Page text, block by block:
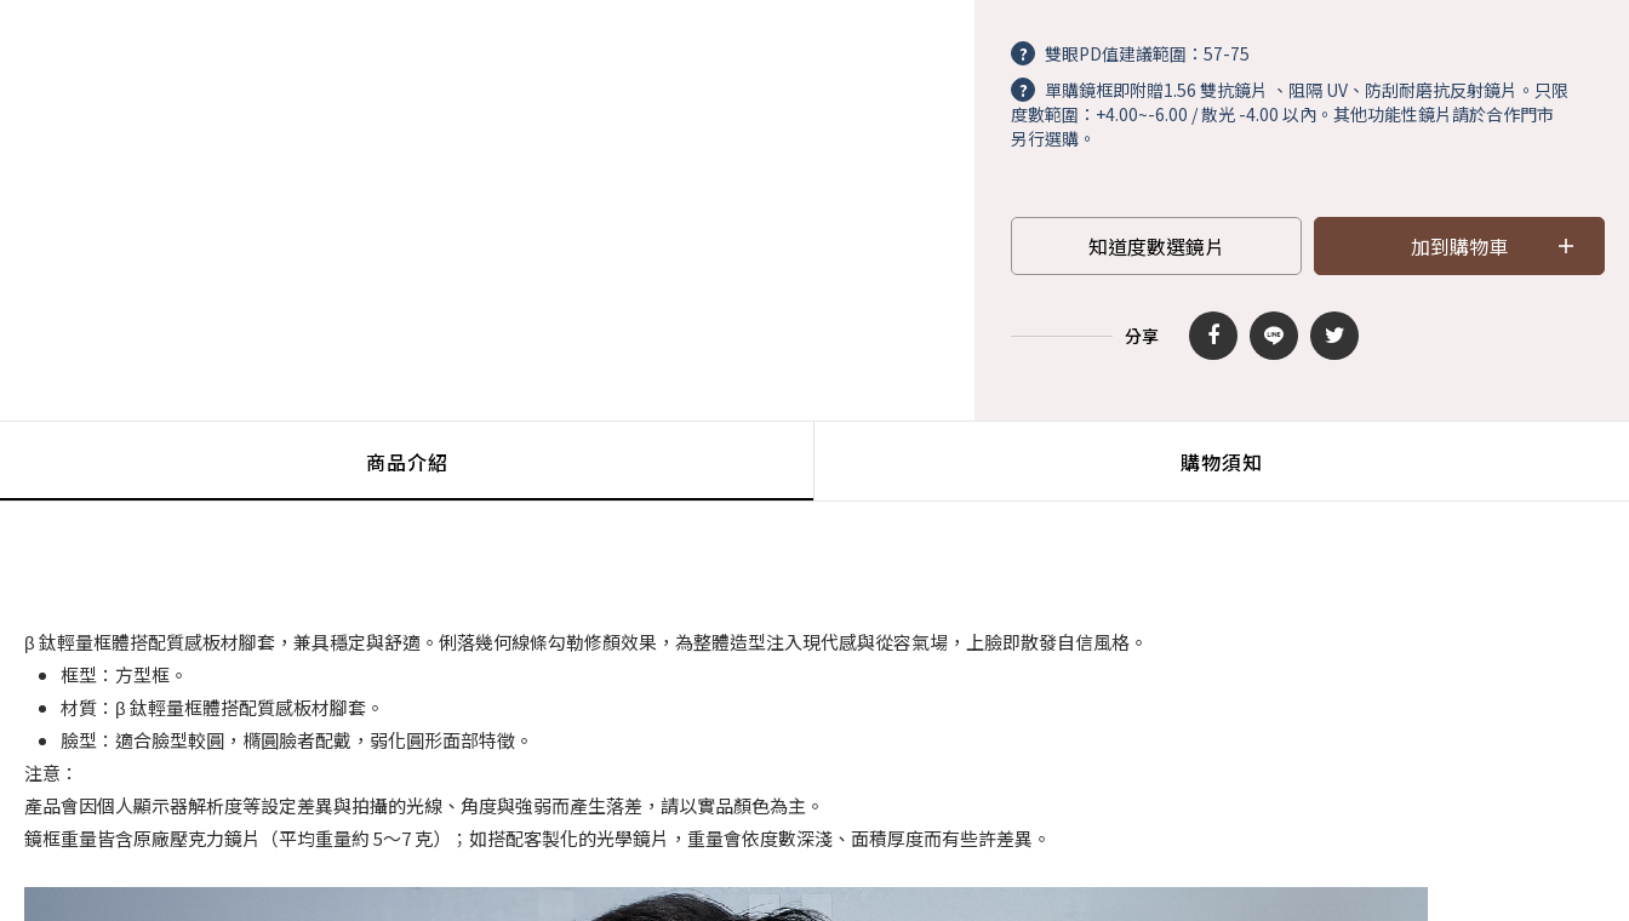
?
雙眼PD值建議範圍：57-75
?
單購鏡框即附贈1.56 雙抗鏡片 、阻隔 UV、防刮耐磨抗反射鏡片。只限
度數範圍：+4.00~-6.00 / 散光 -4.00 以內。其他功能性鏡片請於合作門市
另行選購。
知道度數選鏡片 加到購物車
分享
商品介紹 購物須知
β 鈦輕量框體搭配質感板材腳套，兼具穩定與舒適。俐落幾何線條勾勒修顏效果，為整體造型注入現代感與從容氣場，上臉即散發自信風格。
框型：方型框。
材質：β 鈦輕量框體搭配質感板材腳套。
臉型：適合臉型較圓，橢圓臉者配戴，弱化圓形面部特徵。
注意：
產品會因個人顯示器解析度等設定差異與拍攝的光線、角度與強弱而產生落差，請以實品顏色為主。
鏡框重量皆含原廠壓克力鏡片（平均重量約 5～7 克）；如搭配客製化的光學鏡片，重量會依度數深淺、面積厚度而有些許差異。